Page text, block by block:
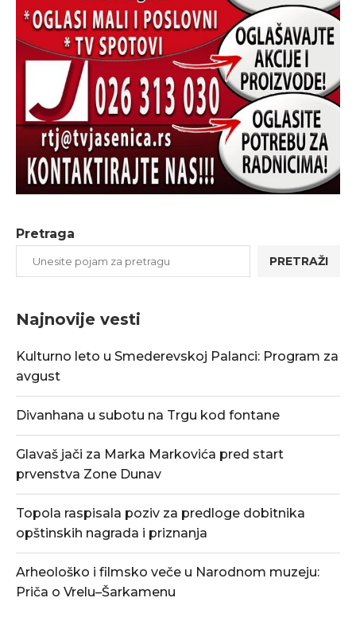
Pretraga
PRETRAŽI
Najnovije vesti
Kulturno leto u Smederevskoj Palanci: Program za
avgust
Divanhana u subotu na Trgu kod fontane
Glavaš jači za Marka Markovića pred start
prvenstva Zone Dunav
Topola raspisala poziv za predloge dobitnika
opštinskih nagrada i priznanja
Arheološko i filmsko veče u Narodnom muzeju:
Priča o Vrelu–Šarkamenu